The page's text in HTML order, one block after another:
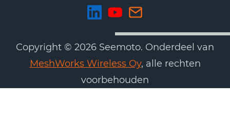
Copyright © 2026 Seemoto. Onderdeel van
MeshWorks Wireless Oy, alle rechten
voorbehouden